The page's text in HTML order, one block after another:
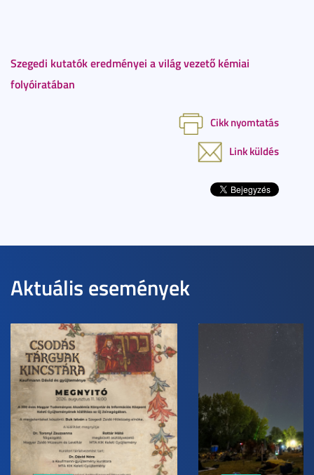
Szegedi kutatók eredményei a világ vezető kémiai
folyóiratában
Cikk nyomtatás
Link küldés
Aktuális események